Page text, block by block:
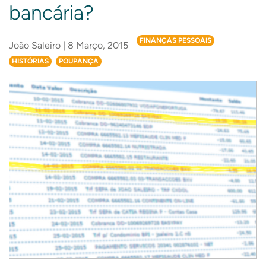
bancária?
João Saleiro | 8 Março, 2015 FINANÇAS PESSOAIS
HISTÓRIAS POUPANÇA